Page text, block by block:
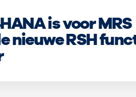
is voor MRS
nieuwe RSH